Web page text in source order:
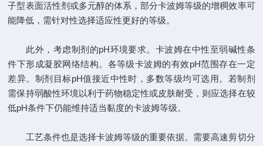
子型表面活性剂或多元醇的体系，部分卡波姆等级的增稠效率可
能降低，需针对性选择适应性更好的等级。
此外，考虑制剂的pH环境要求。卡波姆在中性至弱碱性条
件下形成凝胶网络结构。各等级卡波姆的有效pH范围存在一定
差异。制剂目标pH值接近中性时，多数等级均可选用。若制剂
需保持弱酸性环境以利于药物稳定性或皮肤耐受，则应选择在较
低pH条件下仍能维持适当黏度的卡波姆等级。
工艺条件也是选择卡波姆等级的重要依据。需要高速剪切分